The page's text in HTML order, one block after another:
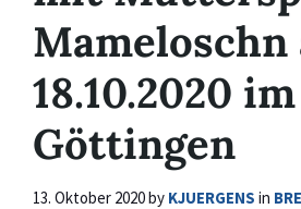
Mameloschn
18.10.2020
Göttingen
13. Oktober 2020by KJUERGENS in